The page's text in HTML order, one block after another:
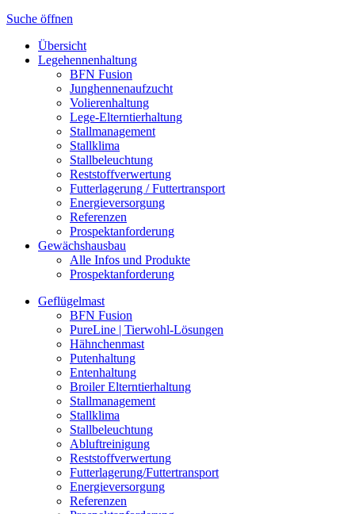
Suche öffnen
Übersicht
Legehennenhaltung
BFN Fusion
Junghennenaufzucht
Volierenhaltung
Lege-Elterntierhaltung
Stallmanagement
Stallklima
Stallbeleuchtung
Reststoffverwertung
Futterlagerung / Futtertransport
Energieversorgung
Referenzen
Prospektanforderung
Gewächshausbau
Alle Infos und Produkte
Prospektanforderung
Geflügelmast
BFN Fusion
PureLine | Tierwohl-Lösungen
Hähnchenmast
Putenhaltung
Entenhaltung
Broiler Elterntierhaltung
Stallmanagement
Stallklima
Stallbeleuchtung
Abluftreinigung
Reststoffverwertung
Futterlagerung/Futtertransport
Energieversorgung
Referenzen